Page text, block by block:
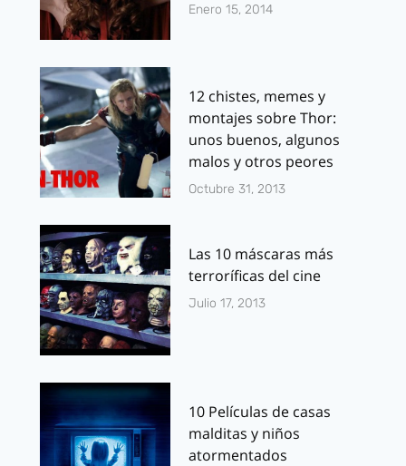
Enero 15, 2014
12 chistes, memes y
montajes sobre Thor:
unos buenos, algunos
malos y otros peores
Octubre 31, 2013
Las 10 máscaras más
terroríficas del cine
Julio 17, 2013
10 Películas de casas
malditas y niños
atormentados